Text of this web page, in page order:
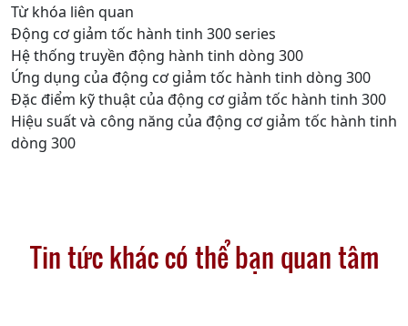
Từ khóa liên quan
Động cơ giảm tốc hành tinh 300 series
Hệ thống truyền động hành tinh dòng 300
Ứng dụng của động cơ giảm tốc hành tinh dòng 300
Đặc điểm kỹ thuật của động cơ giảm tốc hành tinh 300
Hiệu suất và công năng của động cơ giảm tốc hành tinh
dòng 300
Tin tức khác có thể bạn quan tâm